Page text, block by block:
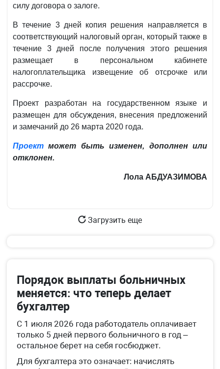
силу договора о залоге.
В течение 3 дней копия решения направляется в
соответствующий налоговый орган, который также в
течение 3 дней после получения этого решения
размещает в персональном кабинете
налогоплательщика извещение об отсрочке или
рассрочке.
Проект разработан на государственном языке и
размещен для обсуждения, внесения предложений
и замечаний до 26 марта 2020 года.
Проект может быть изменен, дополнен или
отклонен.
Лола АБДУАЗИМОВА
Загрузить еще
Порядок выплаты больничных
меняется: что теперь делает
бухгалтер
С 1 июля 2026 года работодатель оплачивает
только 5 дней первого больничного в год –
остальное берет на себя госбюджет.
Для бухгалтера это означает: начислять